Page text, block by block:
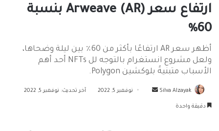
ارتفاع سعر Arweave (AR) بنسبة
60٪
أظهر سعر AR ارتفاعًا بأكثر من 60٪ بين ليلة وضحاها،
ولعل مشروع انستغرام بالتوجه لل NFTs أحد أهم
الأسباب متبنيةً بلوكشين Polygon.
Silva Alzayak
أرسل
نوفمبر 5, 2022 آخر تحديث: نوفمبر 5, 2022
دقيقة واحدة